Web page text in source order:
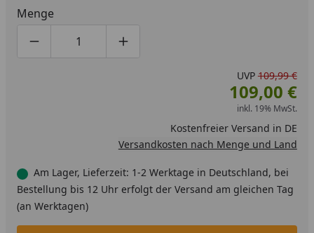
Menge
Produktmenge um eins verringern
Produktmenge manuell eingeben
Produktmenge um eins erhöhen
UVP 109,99 €
109,00 €
inkl. 19% MwSt.
Kostenfreier Versand in DE
Versandkosten nach Menge und Land
Am Lager, Lieferzeit: 1-2 Werktage in Deutschland, bei
Bestellung bis 12 Uhr erfolgt der Versand am gleichen Tag
(an Werktagen)